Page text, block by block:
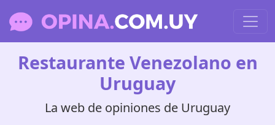
Restaurante Venezolano en
Uruguay
La web de opiniones de Uruguay